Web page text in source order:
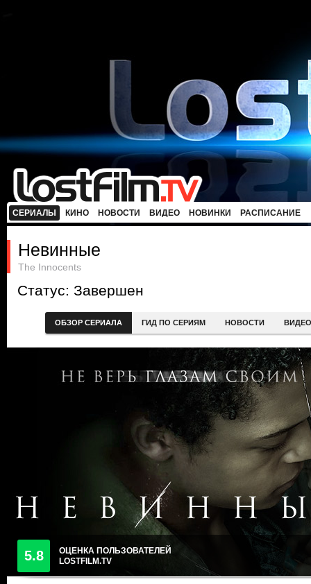
СЕРИАЛЫ КИНО НОВОСТИ ВИДЕО НОВИНКИ РАСПИСАНИЕ
Невинные
The Innocents
Статус: Завершен
ОБЗОР СЕРИАЛА ГИД ПО СЕРИЯМ НОВОСТИ ВИДЕО
5.8
ОЦЕНКА ПОЛЬЗОВАТЕЛЕЙ
LOSTFILM.TV